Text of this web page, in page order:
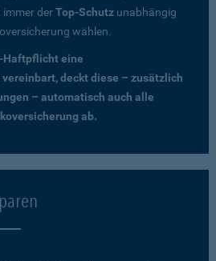
derTop-Schutz unabhängig
wählen.
Haftpflicht eine
deckt diese – zusätzlich
– automatisch auch alle
ab.